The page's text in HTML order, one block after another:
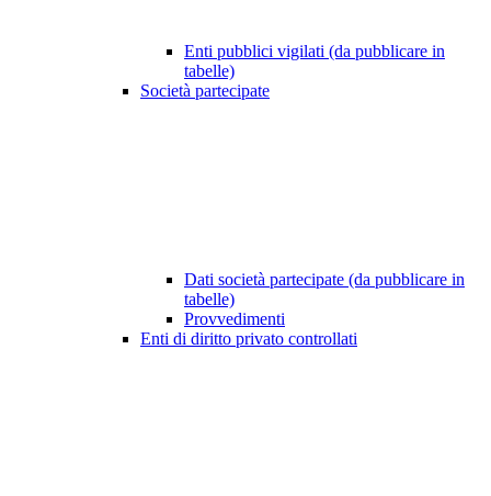
Enti pubblici vigilati (da pubblicare in
tabelle)
Società partecipate
Dati società partecipate (da pubblicare in
tabelle)
Provvedimenti
Enti di diritto privato controllati